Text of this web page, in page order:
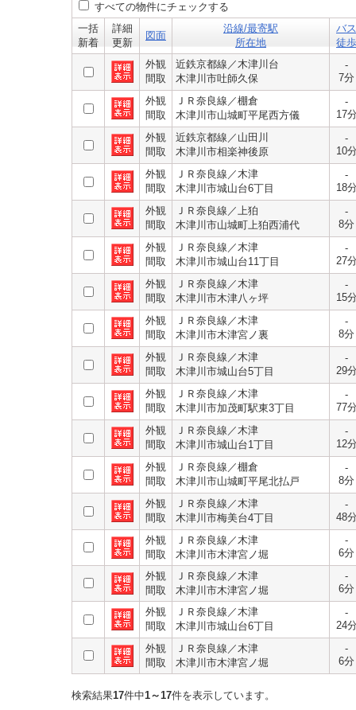
すべての物件にチェックする
一括
新着
詳細
更新
図面
沿線/最寄駅
所在地
バス
徒歩
外観
間取
近鉄京都線／木津川台
木津川市吐師久保
-
7分
外観
間取
ＪＲ奈良線／棚倉
木津川市山城町平尾西方儀
-
17
外観
間取
近鉄京都線／山田川
木津川市相楽神後原
-
10
外観
間取
ＪＲ奈良線／木津
木津川市城山台6丁目
-
18
外観
間取
ＪＲ奈良線／上狛
木津川市山城町上狛西浦代
-
8分
外観
間取
ＪＲ奈良線／木津
木津川市城山台11丁目
-
27
外観
間取
ＪＲ奈良線／木津
木津川市木津八ヶ坪
-
15
外観
間取
ＪＲ奈良線／木津
木津川市木津宮ノ裏
-
8分
外観
間取
ＪＲ奈良線／木津
木津川市城山台5丁目
-
29
外観
間取
ＪＲ奈良線／木津
木津川市加茂町駅東3丁目
-
77
外観
間取
ＪＲ奈良線／木津
木津川市城山台1丁目
-
12
外観
間取
ＪＲ奈良線／棚倉
木津川市山城町平尾北払戸
-
8分
外観
間取
ＪＲ奈良線／木津
木津川市梅美台4丁目
-
48
外観
間取
ＪＲ奈良線／木津
木津川市木津宮ノ堀
-
6分
外観
間取
ＪＲ奈良線／木津
木津川市木津宮ノ堀
-
6分
外観
間取
ＪＲ奈良線／木津
木津川市城山台6丁目
-
24
外観
間取
ＪＲ奈良線／木津
木津川市木津宮ノ堀
-
6分
検索結果17件中1～17件を表示しています。